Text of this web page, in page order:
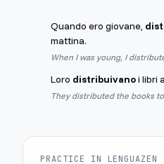
Quando ero giovane,
mattina.
When I was young, I
Loro distribuivanoi libri
They distributed the books
PRACTICE IN LENGUAZEN